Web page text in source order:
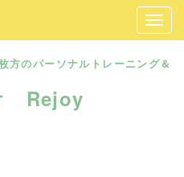
方のパーソナルトレーニング＆
Rejoy